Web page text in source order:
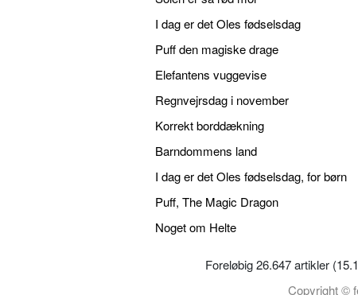
I dag er det Oles fødselsdag
Puff den magiske drage
Elefantens vuggevise
Regnvejrsdag i november
Korrekt borddækning
Barndommens land
I dag er det Oles fødselsdag, for børn
Puff, The Magic Dragon
Noget om Helte
Foreløbig 26.647 artikler
Copyright ©